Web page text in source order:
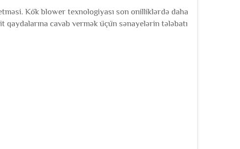
Kök blower texnologiyası son onilliklərdə daha
cavab vermək üçün sənayelərin tələbatı
sekt...